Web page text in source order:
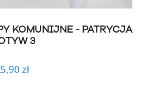
KOMUNIJNE - PATRYCJA
3
zł